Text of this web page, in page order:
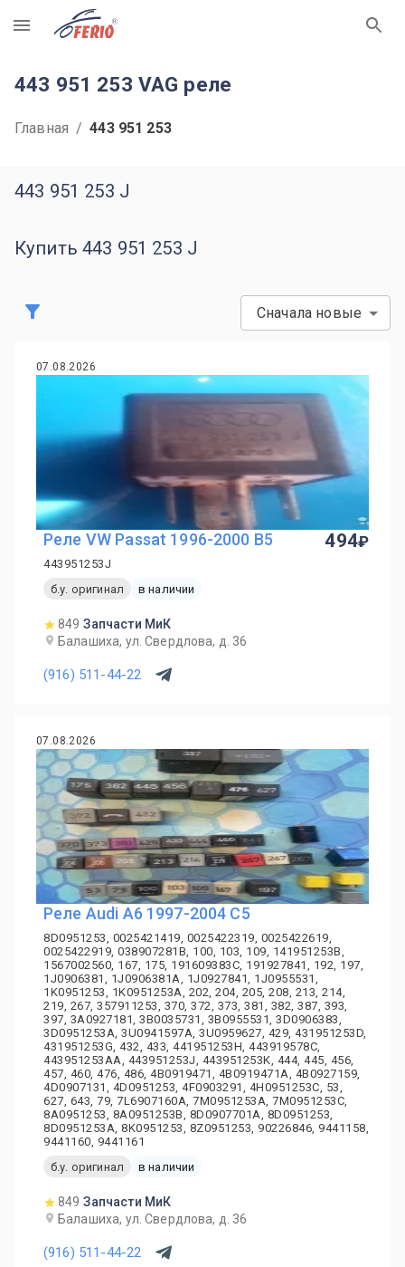
R
443 951 253 VAG реле
Главная / 443 951 253
443 951 253 J
Купить 443 951 253 J
Сначала новые
07.08.2026
Реле VW Passat 1996-2000 B5
443951253J
б.у. оригинал
в наличии
849 Запчасти МиК
Балашиха, ул. Свердлова, д. 36
(916) 511-44-22
494
07.08.2026
Реле Audi A6 1997-2004 C5
8D0951253, 0025421419, 0025422319, 0025422619,
0025422919, 038907281B, 100, 103, 109, 141951253B,
1567002560, 167, 175, 191609383C, 191927841, 192, 197,
1J0906381, 1J0906381A, 1J0927841, 1J0955531,
1K0951253, 1K0951253A, 202, 204, 205, 208, 213, 214,
219, 267, 357911253, 370, 372, 373, 381, 382, 387, 393,
397, 3A0927181, 3B0035731, 3B0955531, 3D0906383,
3D0951253A, 3U0941597A, 3U0959627, 429, 431951253D,
431951253G, 432, 433, 441951253H, 443919578C,
443951253AA, 443951253J, 443951253K, 444, 445, 456,
457, 460, 476, 486, 4B0919471, 4B0919471A, 4B0927159,
4D0907131, 4D0951253, 4F0903291, 4H0951253C, 53,
627, 643, 79, 7L6907160A, 7M0951253A, 7M0951253C,
8A0951253, 8A0951253B, 8D0907701A, 8D0951253,
8D0951253A, 8K0951253, 8Z0951253, 90226846, 9441158,
9441160, 9441161
б.у. оригинал
в наличии
849 Запчасти МиК
Балашиха, ул. Свердлова, д. 36
(916) 511-44-22